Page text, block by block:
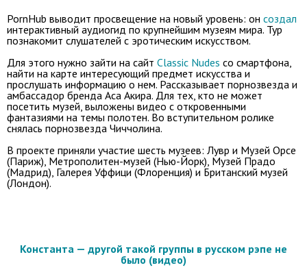
PornHub выводит просвещение на новый уровень: он создал
интерактивный аудиогид по крупнейшим музеям мира. Тур
познакомит слушателей с эротическим искусством.
Для этого нужно зайти на сайт Classic Nudes со смартфона,
найти на карте интересующий предмет искусства и
прослушать информацию о нем. Рассказывает порнозвезда и
амбассадор бренда Аса Акира. Для тех, кто не может
посетить музей, выложены видео с откровенными
фантазиями на темы полотен. Во вступительном ролике
снялась порнозвезда Чиччолина.
В проекте приняли участие шесть музеев: Лувр и Музей Орсе
(Париж), Метрополитен-музей (Нью-Йорк), Музей Прадо
(Мадрид), Галерея Уффици (Флоренция) и Британский музей
(Лондон).
Константа — другой такой группы в русском рэпе не
было (видео)